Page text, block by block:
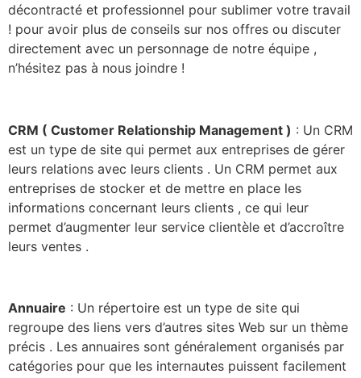
décontracté et professionnel pour sublimer votre travail
! pour avoir plus de conseils sur nos offres ou discuter
directement avec un personnage de notre équipe ,
n’hésitez pas à nous joindre !
CRM ( Customer Relationship Management ) : Un CRM
est un type de site qui permet aux entreprises de gérer
leurs relations avec leurs clients . Un CRM permet aux
entreprises de stocker et de mettre en place les
informations concernant leurs clients , ce qui leur
permet d’augmenter leur service clientèle et d’accroître
leurs ventes .
Annuaire : Un répertoire est un type de site qui
regroupe des liens vers d’autres sites Web sur un thème
précis . Les annuaires sont généralement organisés par
catégories pour que les internautes puissent facilement